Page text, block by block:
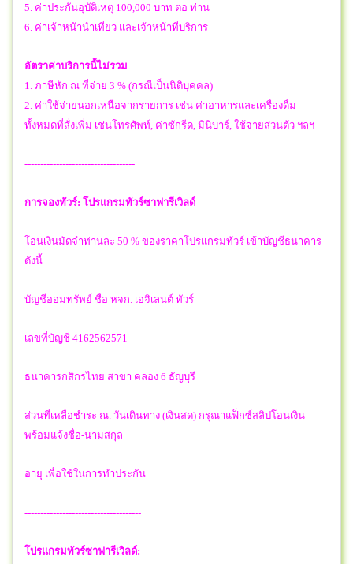
5. ค่าประกันอุบัติเหตุ 100,000 บาท ต่อ ท่าน
6. ค่าเจ้าหน้านำเที่ยว และเจ้าหน้าที่บริการ
อัตราค่าบริการนี้ไม่รวม
1. ภาษีหัก ณ ที่จ่าย 3 % (กรณีเป็นนิติบุคคล)
2. ค่าใช้จ่ายนอกเหนือจากรายการ เช่น ค่าอาหารและเครื่องดื่ม
ทั้งหมดที่สั่งเพิ่ม เช่นโทรศัพท์, ค่าซักรีด, มินิบาร์, ใช้จ่ายส่วนตัว ฯลฯ
-----------------------------------
การจองทัวร์: โปรแกรมทัวร์ซาฟารีเวิลด์
โอนเงินมัดจำท่านละ 50 % ของราคาโปรแกรมทัวร์ เข้าบัญชีธนาคาร
ดังนี้
บัญชีออมทรัพย์ ชื่อ หจก. เอจิเลนต์ ทัวร์
เลขที่บัญชี 4162562571
ธนาคารกสิกรไทย สาขา คลอง 6 ธัญบุรี
ส่วนที่เหลือชำระ ณ. วันเดินทาง (เงินสด) กรุณาแฟ็กซ์สลิปโอนเงิน
พร้อมแจ้งชื่อ-นามสกุล
อายุ เพื่อใช้ในการทำประกัน
-------------------------------------
โปรแกรมทัวร์ซาฟารีเวิลด์: